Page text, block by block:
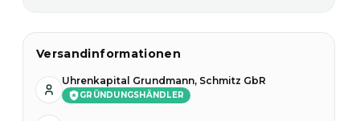
Versandinformationen
Uhrenkapital Grundmann, Schmitz GbR
GRÜNDUNGSHÄNDLER